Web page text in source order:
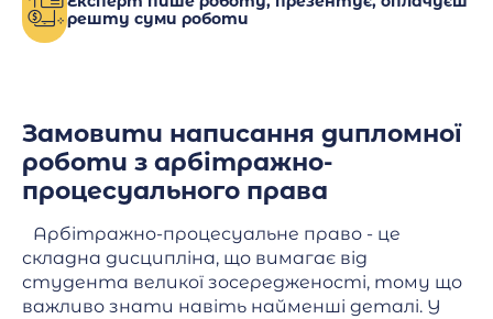
решту суми роботи
Замовити написання дипломної
роботи з арбітражно-
процесуального права
Арбітражно-процесуальне право - це
складна дисципліна, що вимагає від
студента великої зосередженості, тому що
важливо знати навіть найменші деталі. У